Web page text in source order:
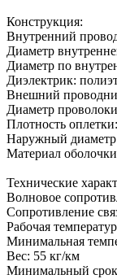
Конструкция:
Внутренний
Диаметр
Диаметр по
Диэлектрик:
Внешний
Диаметр
Плотность
Наружный
Материал
Технические
Волновое
Сопротивление
Рабочая
Минимальная
Вес: 55 кг/км
Минимальный